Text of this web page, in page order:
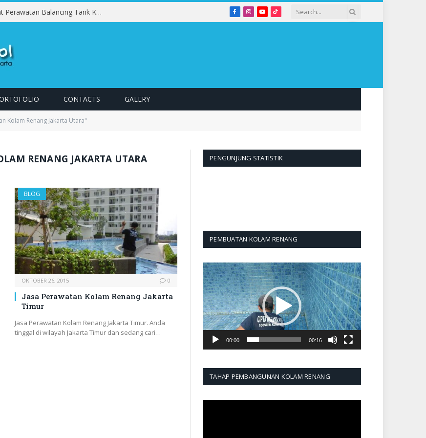
Kesalahan yang Harus Dihindari Saat Perawatan Balancing Tank Kolam Renang Facebook
Instagram
YouTubeTikTok
CONTACTS GALERY
Kolam Renang Jakarta Utara"
RENANG JAKARTA UTARA
BLOG
OKTOBER 26, 2015 0
Jasa Perawatan Kolam Renang Jakarta
Timur
Jasa Perawatan Kolam Renang Jakarta Timur. Anda
tinggal di wilayah Jakarta Timur dan sedang cari…
PENGUNJUNG STATISTIK
PEMBUATAN KOLAM RENANG
Pemutar
Video
00:00 00:16
TAHAP PEMBANGUNAN KOLAM RENANG